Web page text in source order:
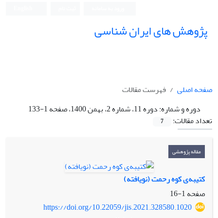
پژوهش های ایران شناسی
صفحه اصلی
فهرست مقالات
دوره و شماره:دوره 11، شماره 2، بهمن 1400، صفحه 1-133
تعداد مقالات:
7
مقاله پژوهشی
کتیبه‌ی کوه رحمت (نویافته)
صفحه1-16
https://doi.org/10.22059/jis.2021.328580.1020